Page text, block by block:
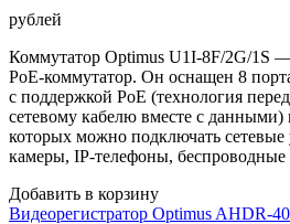
рублей
Коммутатор Optimus U1I-8F/2G/1S
PoE-коммутатор. Он оснащен 8
с поддержкой PoE (технология
сетевому кабелю вместе с данными)
которых можно подключать сетевые
камеры, IP-телефоны, беспроводные
Добавить в корзину
Видеорегистратор Optimus AHDR-